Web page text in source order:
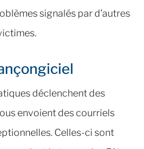
signalés par d’autres
déclenchent des
envoient des courriels
Celles-ci sont